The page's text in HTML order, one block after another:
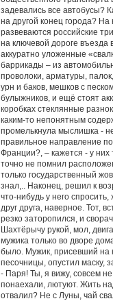
задевались все автобусы?
на другой конец города?
развеваются российские
на ключевой дороге въезда
аккуратно уложенные
баррикады – из
проволоки, арматуры,
урн и баков, мешков с
булыжников, и ещё стоят
коробках стеклянные
каким-то непонятным
промелькнула мыслишка -
правильное направление
Франции?, – кажется - у них
точно не помнил
только государственный
знал,.. Наконец, решил к
что-нибудь у него
друг друга, наверное. Тот,
резко заторопился, и
Шахтёрычу рукой, мол,
мужика только во дворе
было. Мужик, присевший на
песочницы, опустил маску,
- Паря! Ты, я вижу, совсем
понаехали, лютуют. Жить
отвалил? Не с Луны, чай